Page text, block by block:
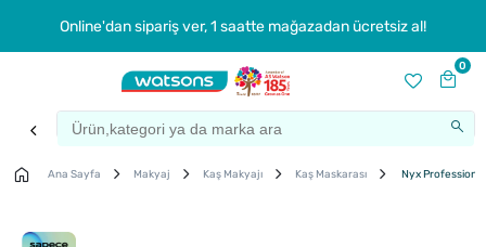
Online'dan sipariş ver, 1 saatte mağazadan ücretsiz al!
0
Ana Sayfa Makyaj Kaş Makyajı Kaş Maskarası Nyx